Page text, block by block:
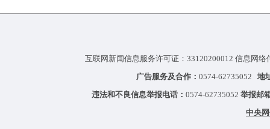
互联网新闻信息服务许可证：33120200012 信息网
广告服务及合作： 0574-62735052 地
违法和不良信息举报电话： 0574-62735052 举报邮
中央